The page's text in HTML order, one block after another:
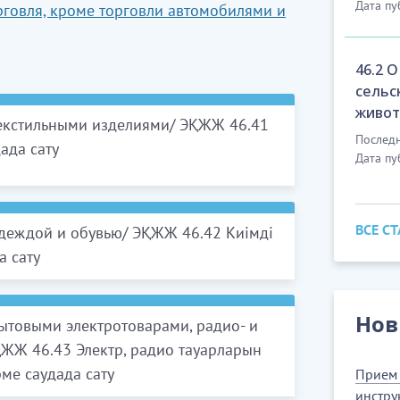
кроме торговли автомобилями и
изделиями/ ЭҚЖЖ 46.41
сату
бельем и т.д.
иголками, нитками и т.д.
и обувью/ ЭҚЖЖ 46.42 Киімді
сату
спортивной
как перчатки, галстуки и подтяжки
электротоварами, радио- и
46.43 Электр, радио тауарларын
саудада сату
Дата
46.2
Дата
ВСЕ
Прием